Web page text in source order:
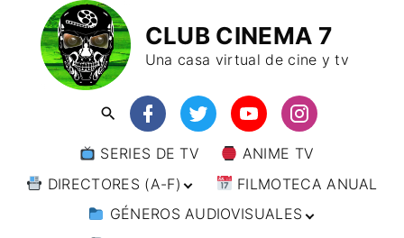
CLUB CINEMA 7
Una casa virtual de cine y tv
SERIES DE TV
ANIME TV
DIRECTORES (A-F)
DIRECTORES (F-L)
FILMOTECA ANUAL
GÉNEROS AUDIOVISUALES